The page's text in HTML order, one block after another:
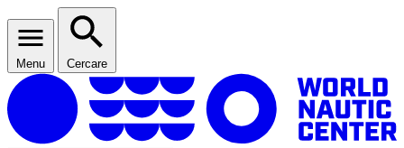
Menu Cercare